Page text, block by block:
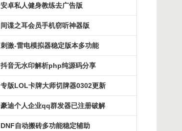
安卓私人健身教练去广告版
间谍之耳会员手机窃听神器版
刺激-雷电模拟器稳定版本多功能
抖音无水印解析php纯源码分享
专版LOL卡牌大师切牌器0302更新
豪迪个人企业qq群发器已注册破解
DNF自动搬砖多功能稳定辅助